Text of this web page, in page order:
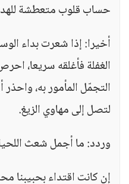
حساب قلوب متعطشة
أخيرا: إذا شعرت بداء
الغفلة فأغلقه سريعا،
التجمّل المأمور به،
لتصل إلى مهاوي الزيغ.
وردد: ما أجمل شعث
إن كانت اقتداء بحبيبنا